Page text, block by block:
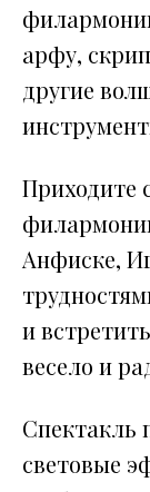
арфу,
другие
Приходите
Анфиске,
и
весело и
Спектакль
световые